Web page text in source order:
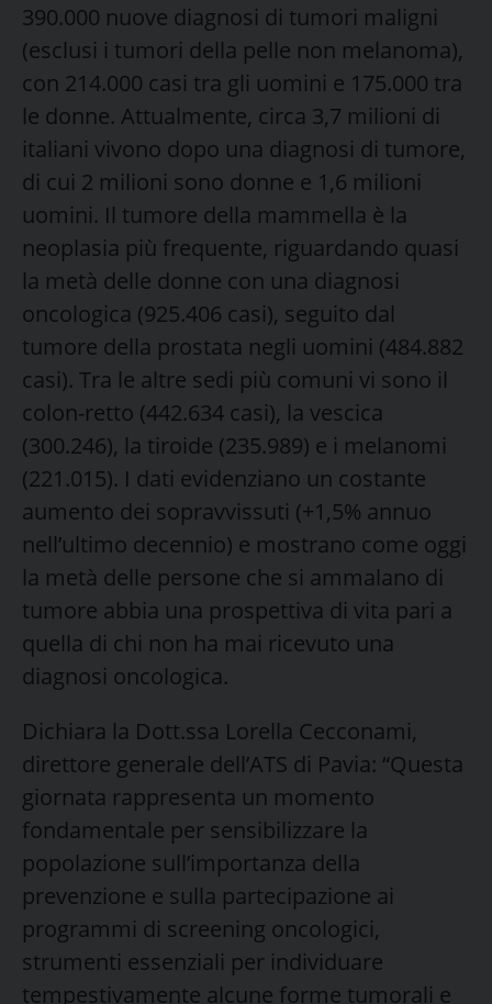
390.000 nuove diagnosi di tumori maligni
(esclusi i tumori della pelle non melanoma),
con 214.000 casi tra gli uomini e 175.000 tra
le donne. Attualmente, circa 3,7 milioni di
italiani vivono dopo una diagnosi di tumore,
di cui 2 milioni sono donne e 1,6 milioni
uomini. Il tumore della mammella è la
neoplasia più frequente, riguardando quasi
la metà delle donne con una diagnosi
oncologica (925.406 casi), seguito dal
tumore della prostata negli uomini (484.882
casi). Tra le altre sedi più comuni vi sono il
colon-retto (442.634 casi), la vescica
(300.246), la tiroide (235.989) e i melanomi
(221.015). I dati evidenziano un costante
aumento dei sopravvissuti (+1,5% annuo
nell’ultimo decennio) e mostrano come oggi
la metà delle persone che si ammalano di
tumore abbia una prospettiva di vita pari a
quella di chi non ha mai ricevuto una
diagnosi oncologica.
Dichiara la Dott.ssa Lorella Cecconami,
direttore generale dell’ATS di Pavia: “Questa
giornata rappresenta un momento
fondamentale per sensibilizzare la
popolazione sull’importanza della
prevenzione e sulla partecipazione ai
programmi di screening oncologici,
strumenti essenziali per individuare
tempestivamente alcune forme tumorali e